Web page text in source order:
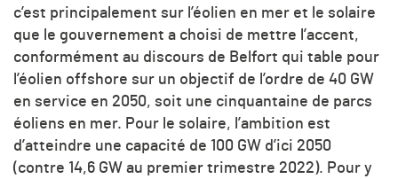
c’est principalement sur l’éolien en mer et le solaire
que le gouvernement a choisi de mettre l’accent,
conformément au discours de Belfort qui table pour
l’éolien offshore sur un objectif de l’ordre de 40 GW
en service en 2050, soit une cinquantaine de parcs
éoliens en mer. Pour le solaire, l’ambition est
d’atteindre une capacité de 100 GW d’ici 2050
(contre 14,6 GW au premier trimestre 2022). Pour y